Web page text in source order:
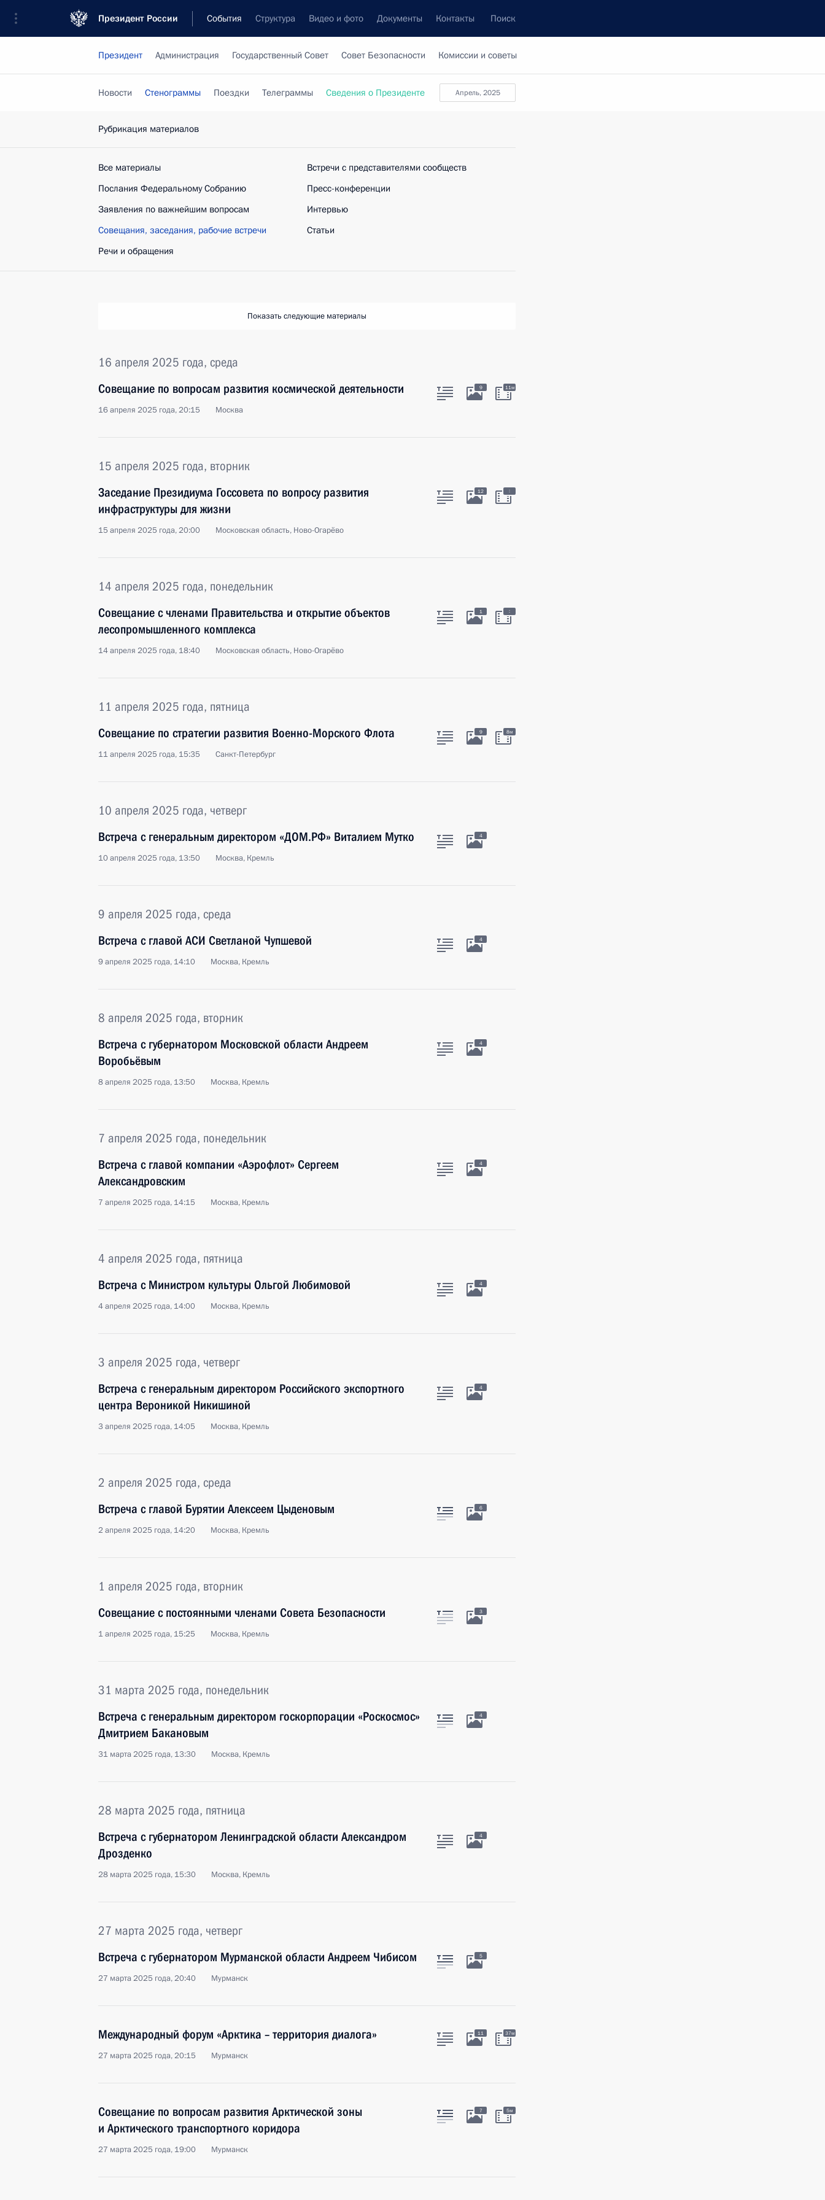
Президент России События Структура Видео и фото Документы Контакты Поиск
Президент Администрация Государственный Совет Совет Безопасности Комиссии и советы
апрель, 2025
Новости Стенограммы Поездки Телеграммы Сведения о Президенте
Рубрикация материалов
Все материалы
Послания Федеральному Собранию
Заявления по важнейшим вопросам
Совещания, заседания, рабочие встречи
Речи и обращения
Встречи с представителями сообществ
Пресс-конференции
Интервью
Статьи
Показать следующие материалы
16 апреля 2025 года, среда
Совещание по вопросам развития космической деятельности
16 апреля 2025 года, 20:15 Москва
9 11м
15 апреля 2025 года, вторник
Заседание Президиума Госсовета по вопросу развития
инфраструктуры для жизни
15 апреля 2025 года, 20:00 Московская область, Ново-Огарёво
12 :
14 апреля 2025 года, понедельник
Совещание с членами Правительства и открытие объектов
лесопромышленного комплекса
14 апреля 2025 года, 18:40 Московская область, Ново-Огарёво
1 :
11 апреля 2025 года, пятница
Совещание по стратегии развития Военно-Морского Флота
11 апреля 2025 года, 15:35 Санкт-Петербург
9 8м
10 апреля 2025 года, четверг
Встреча с генеральным директором «ДОМ.РФ» Виталием Мутко
10 апреля 2025 года, 13:50 Москва, Кремль
4
9 апреля 2025 года, среда
Встреча с главой АСИ Светланой Чупшевой
9 апреля 2025 года, 14:10 Москва, Кремль
4
8 апреля 2025 года, вторник
Встреча с губернатором Московской области Андреем
Воробьёвым
8 апреля 2025 года, 13:50 Москва, Кремль
4
7 апреля 2025 года, понедельник
Встреча с главой компании «Аэрофлот» Сергеем
Александровским
7 апреля 2025 года, 14:15 Москва, Кремль
4
4 апреля 2025 года, пятница
Встреча с Министром культуры Ольгой Любимовой
4 апреля 2025 года, 14:00 Москва, Кремль
4
3 апреля 2025 года, четверг
Встреча с генеральным директором Российского экспортного
центра Вероникой Никишиной
3 апреля 2025 года, 14:05 Москва, Кремль
4
2 апреля 2025 года, среда
Встреча с главой Бурятии Алексеем Цыденовым
2 апреля 2025 года, 14:20 Москва, Кремль
6
1 апреля 2025 года, вторник
Совещание с постоянными членами Совета Безопасности
1 апреля 2025 года, 15:25 Москва, Кремль
3
31 марта 2025 года, понедельник
Встреча с генеральным директором госкорпорации «Роскосмос»
Дмитрием Бакановым
31 марта 2025 года, 13:30 Москва, Кремль
4
28 марта 2025 года, пятница
Встреча с губернатором Ленинградской области Александром
Дрозденко
28 марта 2025 года, 15:30 Москва, Кремль
4
27 марта 2025 года, четверг
Встреча с губернатором Мурманской области Андреем Чибисом
27 марта 2025 года, 20:40 Мурманск
5
Международный форум «Арктика – территория диалога»
27 марта 2025 года, 20:15 Мурманск
11 37м
Совещание по вопросам развития Арктической зоны
и Арктического транспортного коридора
27 марта 2025 года, 19:00 Мурманск
7 5м